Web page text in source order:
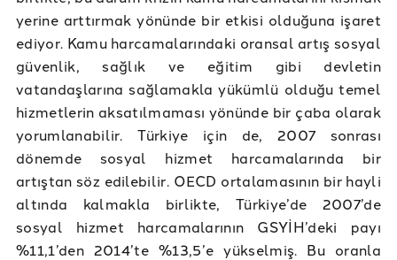
yerine arttırmak yönünde bir etkisi olduğuna işaret
ediyor. Kamu harcamalarındaki oransal artış sosyal
güvenlik, sağlık ve eğitim gibi devletin
vatandaşlarına sağlamakla yükümlü olduğu temel
hizmetlerin aksatılmaması yönünde bir çaba olarak
yorumlanabilir. Türkiye için de, 2007 sonrası
dönemde sosyal hizmet harcamalarında bir
artıştan söz edilebilir. OECD ortalamasının bir hayli
altında kalmakla birlikte, Türkiye’de 2007’de
sosyal hizmet harcamalarının GSYİH’deki payı
%11,1’den 2014’te %13,5’e yükselmiş. Bu oranla